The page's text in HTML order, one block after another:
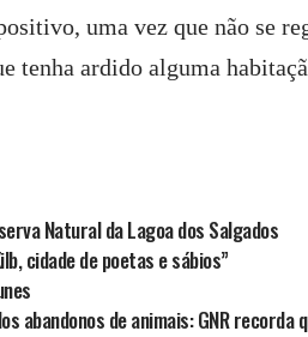
uma vez que não se
tenha ardido alguma
Natural da Lagoa dos Salgados
cidade de poetas e sábios”
abandonos de animais: GNR recorda